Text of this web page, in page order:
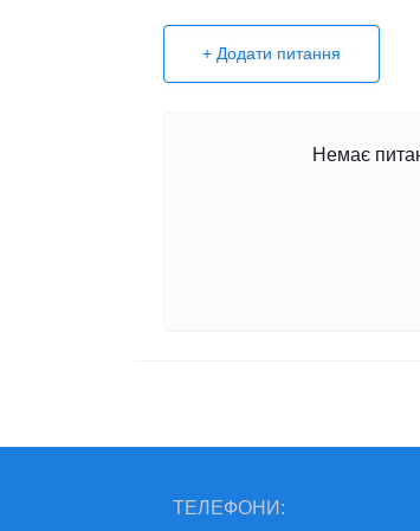
+ Додати питання
Немає
ТЕЛЕФОНИ: